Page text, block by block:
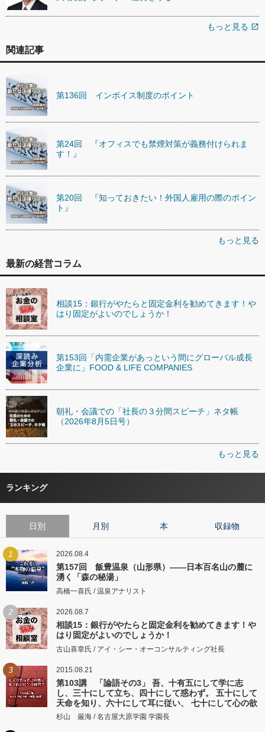
もっと見る open_in_new
関連記事
第136回 インボイス制度のポイント
第24回 『オフィスでも禁煙対策が義務付けられま
す！』
第20回 『知っておきたい！外国人雇用の際のポイン
ト』
もっと見る
最新の経営コラム
相談15：銀行がやたらと固定金利を勧めてきます！や
はり固定がよいのでしょうか！
第153回「内需企業があっという間にグローバル成長
企業に」FOOD & LIFE COMPANIES
朝礼・会議での「社長の３分間スピーチ」ネタ帳
（2026年8月5日号）
もっと見る
ランキング
日別 月別 本 収録物
1 2026.08.4
第157回 飯豊温泉（山形県）――日本百名山の麓に
湧く「森の秘湯」
高橋一喜氏 / 温泉アナリスト
2 2026.08.7
相談15：銀行がやたらと固定金利を勧めてきます！や
はり固定がよいのでしょうか！
古山喜章氏 / アイ・シー・オーコンサルティング社長
3 2015.08.21
第103講 「論語その3」 吾、十有五にして学に志
し、三十にして立ち、四十にして惑わず。 五十にして
天命を知り、六十にして耳に従い、 七十にして心の欲
するところに従いて矩をこえず。
杉山 厳海 / 名古屋大原学園 学園長